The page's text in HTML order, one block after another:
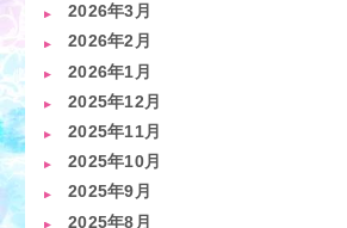
2026年3月
2026年2月
2026年1月
2025年12月
2025年11月
2025年10月
2025年9月
2025年8月